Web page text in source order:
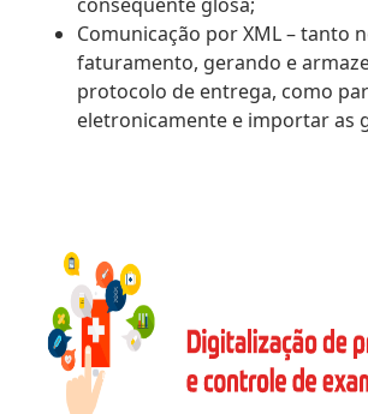
Comunicação por XML – tanto
faturamento, gerando e
protocolo de entrega, como
eletronicamente e importar as